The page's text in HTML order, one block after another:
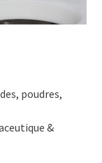
poudres,
&